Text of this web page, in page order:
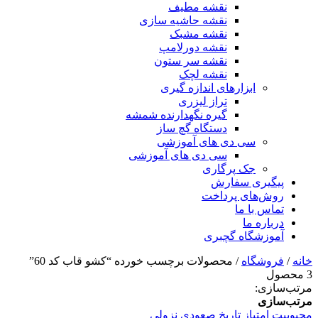
نقشه مطیف
نقشه حاشیه سازی
نقشه مشبک
نقشه دورلامپ
نقشه سر ستون
نقشه لچک
ابزارهای اندازه گیری
تراز لیزری
گیره نگهدارنده شمشه
دستگاه گچ ساز
سی دی های آموزشی
سی دی های آموزشی
جک پرگاری
پیگیری سفارش
روش‌های پرداخت
تماس با ما
درباره ما
آموزشگاه گچبری
خانه / فروشگاه / محصولات برچسب خورده “کشو قاب کد 60”
3 محصول
مرتب‌سازی:
مرتب‌سازی
محبوبیت امتیاز تاریخ صعودی نزولی